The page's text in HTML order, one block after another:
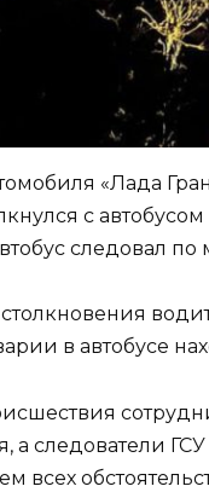
«Лада
с
следовал по
столкновения
в автобусе
а следователи
всех